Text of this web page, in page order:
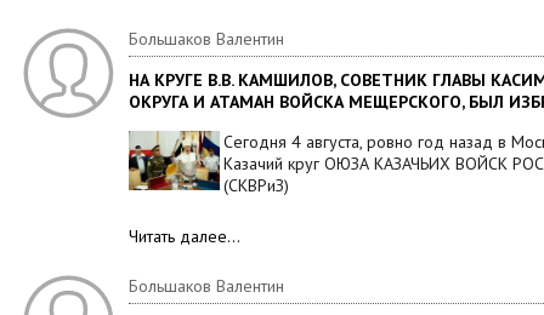
Большаков Валентин
НА КРУГЕ В.В. КАМШИЛОВ, СОВЕТНИК ГЛАВЫ
ОКРУГА И АТАМАН ВОЙСКА МЕЩЕРСКОГО, БЫЛ
Сегодня 4 августа, ровно год назад в
Казачий круг ОЮЗА КАЗАЧЬИХ ВОЙСК
(СКВРиЗ)
Читать далее…
Большаков Валентин